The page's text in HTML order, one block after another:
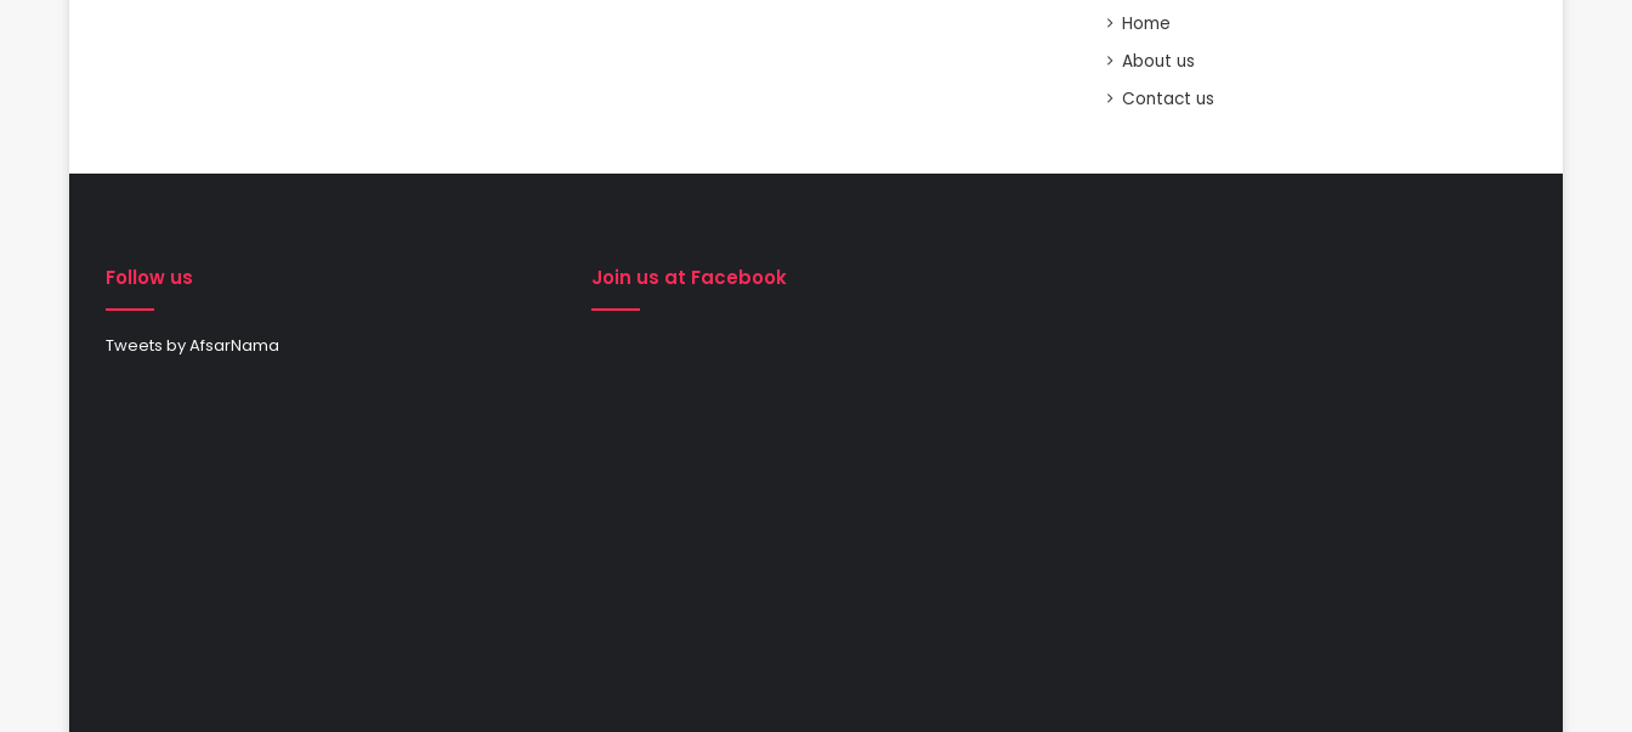
Home
About us
Contact us
Follow us
Tweets by AfsarNama
Join us at Facebook